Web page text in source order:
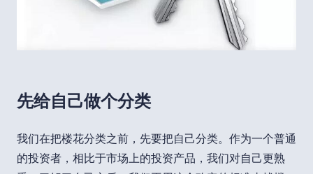
先给自己做个分类
我们在把楼花分类之前，先要把自己分类。作为一个普通
的投资者，相比于市场上的投资产品，我们对自己更熟